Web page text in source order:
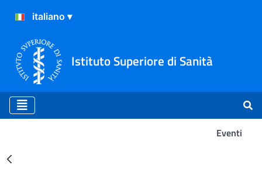
Istituto Superiore di Sanità
Eventi
Risultati della Ricerca -